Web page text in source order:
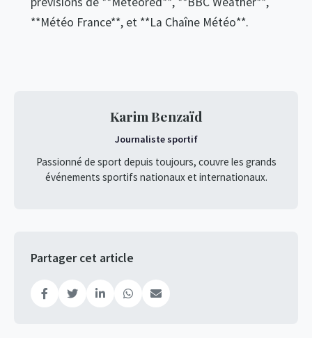
**Météo France**, et **La Chaîne Météo**.
Karim Benzaïd
Journaliste sportif
Passionné de sport depuis toujours, couvre les grands
événements sportifs nationaux et internationaux.
Partager cet article